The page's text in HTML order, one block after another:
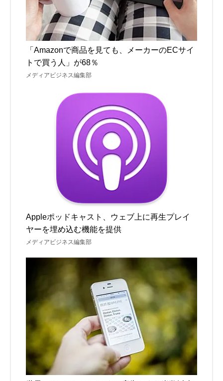
「Amazonで商品を見ても、メーカーのECサイ
トで買う人」が68％
メディアビジネス編集部
Appleポッドキャスト、ウェブ上に再生プレイ
ヤーを埋め込む機能を提供
メディアビジネス編集部